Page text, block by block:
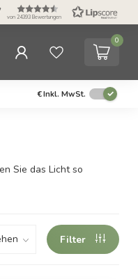
von 24393 Bewertungen
0
€Inkl. MwSt.
Sie das Licht so
Filter